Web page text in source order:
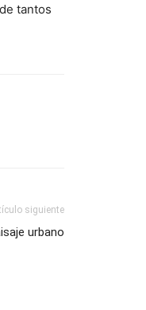
tantos
siguiente
urbano